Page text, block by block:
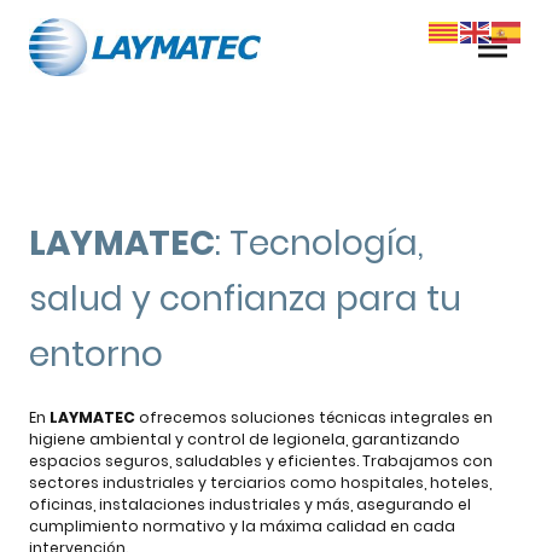
LAYMATEC: Tecnología,
salud y confianza para tu
entorno
En LAYMATEC ofrecemos soluciones técnicas integrales en
higiene ambiental y control de legionela, garantizando
espacios seguros, saludables y eficientes. Trabajamos con
sectores industriales y terciarios como hospitales, hoteles,
oficinas, instalaciones industriales y más, asegurando el
cumplimiento normativo y la máxima calidad en cada
intervención.